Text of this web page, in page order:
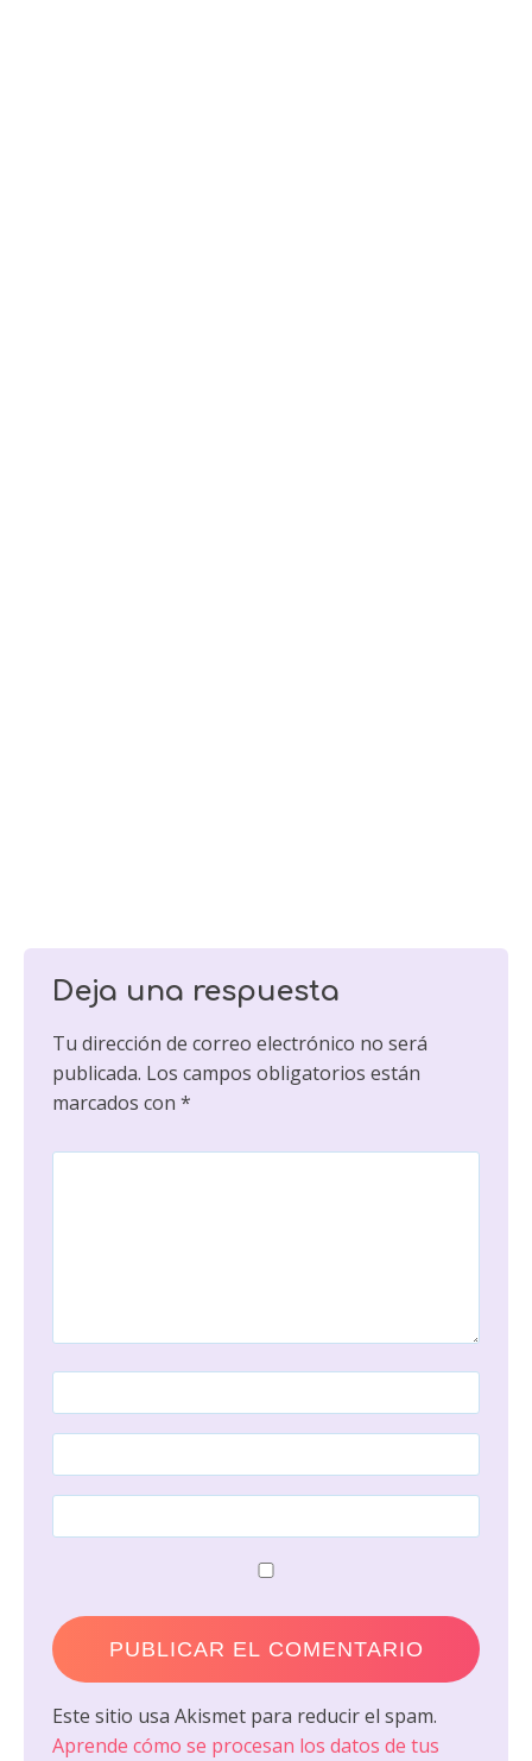
Deja una respuesta
Tu dirección de correo electrónico no será
publicada. Los campos obligatorios están
marcados con *
Este sitio usa Akismet para reducir el spam.
Aprende cómo se procesan los datos de tus